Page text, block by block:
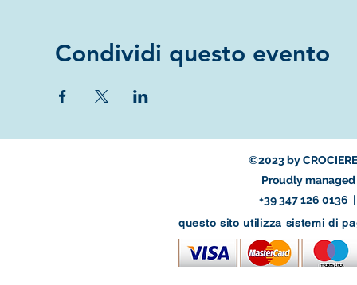
Condividi questo evento
©2023 by
Proudly
+39 347 126 0136
questo sito utilizza sistemi di